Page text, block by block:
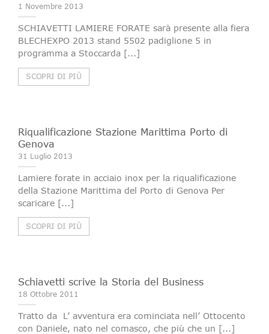
1 Novembre 2013
SCHIAVETTI LAMIERE FORATE sarà presente alla fiera
BLECHEXPO 2013 stand 5502 padiglione 5 in
programma a Stoccarda [...]
SCOPRI DI PIÙ
Riqualificazione Stazione Marittima Porto di
Genova
31 Luglio 2013
Lamiere forate in acciaio inox per la riqualificazione
della Stazione Marittima del Porto di Genova Per
scaricare [...]
SCOPRI DI PIÙ
Schiavetti scrive la Storia del Business
18 Ottobre 2011
Tratto da L’ avventura era cominciata nell’ Ottocento
con Daniele, nato nel comasco, che più che un [...]